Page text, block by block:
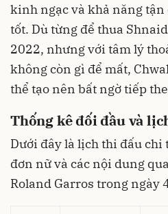
kinh ngạc và khả năng
tốt. Dù từng để thua
2022, nhưng với tâm lý
không còn gì để mất,
thể tạo nên bất ngờ tiếp
Thống kê đối đầu và
Dưới đây là lịch thi đấu
đơn nữ và các nội dung
Roland Garros trong ngày